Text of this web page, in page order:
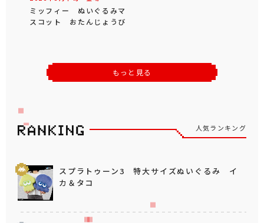
ミッフィー ぬいぐるみマ
スコット おたんじょうび
もっと見る
人気ランキング
スプラトゥーン3 特大サイズぬいぐるみ イ
カ＆タコ